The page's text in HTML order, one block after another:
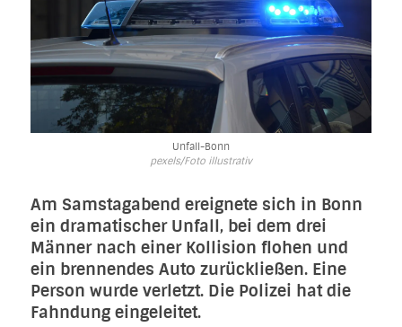
Unfall-Bonn
pexels/Foto illustrativ
Am Samstagabend ereignete sich in Bonn
ein dramatischer Unfall, bei dem drei
Männer nach einer Kollision flohen und
ein brennendes Auto zurückließen. Eine
Person wurde verletzt. Die Polizei hat die
Fahndung eingeleitet.